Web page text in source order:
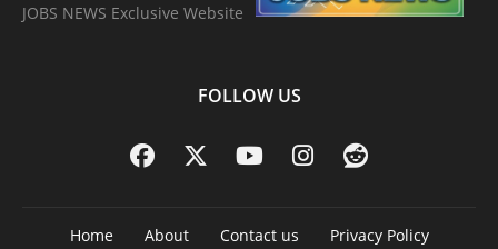
JOBS NEWS Exclusive Website
FOLLOW US
Home About Contact us Privacy Policy